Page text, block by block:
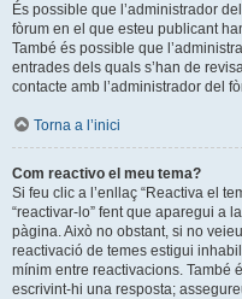
És possible que l’administrador
fòrum en el que esteu publicant
També és possible que
entrades dels quals s’han de
contacte amb l’administrador del
Torna a l’inici
Com reactivo el meu tema?
Si feu clic a l’enllaç “Reactiva el
“reactivar-lo” fent que aparegui a
pàgina. Això no obstant, si no
reactivació de temes estigui
mínim entre reactivacions. També
escrivint-hi una resposta;